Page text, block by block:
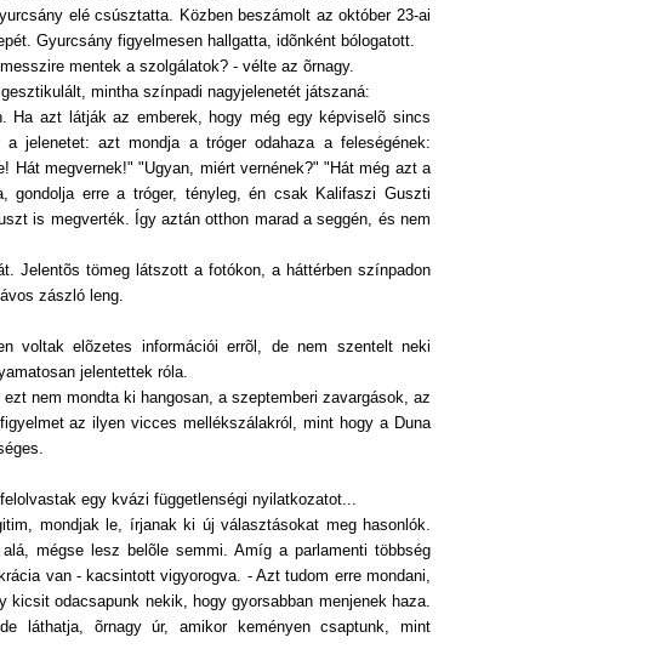
elé csúsztatta. Közben beszámolt az október 23-ai
Gyurcsány figyelmesen hallgatta, idõnként bólogatott.
mentek a szolgálatok? - vélte az õrnagy.
mintha színpadi nagyjelenetét játszaná:
Ha azt látják az emberek, hogy még egy képviselõ sincs
jelenetet: azt mondja a tróger odahaza a feleségének:
Hát megvernek!" "Ugyan, miért vernének?" "Hát még azt a
erre a tróger, tényleg, én csak Kalifaszi Guszti
is megverték. Így aztán otthon marad a seggén, és nem
Jelentõs tömeg látszott a fotókon, a háttérben színpadon
zászló leng.
voltak elõzetes információi errõl, de nem szentelt neki
jelentettek róla.
nem mondta ki hangosan, a szeptemberi zavargások, az
az ilyen vicces mellékszálakról, mint hogy a Duna
egy kvázi függetlenségi nyilatkozatot...
mondjak le, írjanak ki új választásokat meg hasonlók.
mégse lesz belõle semmi. Amíg a parlamenti többség
van - kacsintott vigyorogva. - Azt tudom erre mondani,
odacsapunk nekik, hogy gyorsabban menjenek haza.
láthatja, õrnagy úr, amikor keményen csaptunk, mint